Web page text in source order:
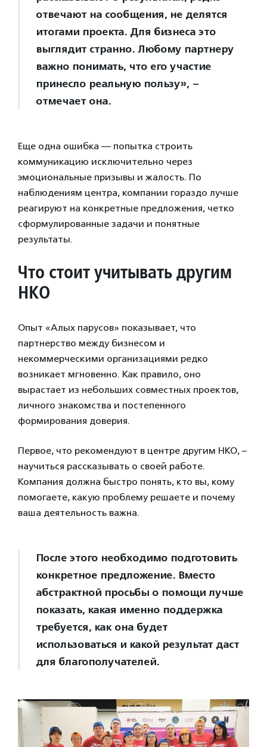
отвечают на сообщения, не делятся
итогами проекта. Для бизнеса это
выглядит странно. Любому партнеру
важно понимать, что его участие
принесло реальную пользу», –
отмечает она.
Еще одна ошибка — попытка строить
коммуникацию исключительно через
эмоциональные призывы и жалость. По
наблюдениям центра, компании гораздо лучше
реагируют на конкретные предложения, четко
сформулированные задачи и понятные
результаты.
Что стоит учитывать другим
НКО
Опыт «Алых парусов» показывает, что
партнерство между бизнесом и
некоммерческими организациями редко
возникает мгновенно. Как правило, оно
вырастает из небольших совместных проектов,
личного знакомства и постепенного
формирования доверия.
Первое, что рекомендуют в центре другим НКО, –
научиться рассказывать о своей работе.
Компания должна быстро понять, кто вы, кому
помогаете, какую проблему решаете и почему
ваша деятельность важна.
После этого необходимо подготовить
конкретное предложение. Вместо
абстрактной просьбы о помощи лучше
показать, какая именно поддержка
требуется, как она будет
использоваться и какой результат даст
для благополучателей.